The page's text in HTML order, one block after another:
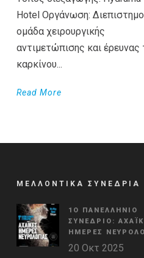
Hotel Οργάνωση:
ομάδα χειρουργικής
αντιμετώπισης και έρευνας
καρκίνου...
Read More
ΜΕΛΛΟΝΤΙΚΑ ΣΥΝΕΔΡΙΑ
1Ο ΠΑΝΕΛΛΉΝΙΟ
ΣΥΝΈΔΡΙΟ:
ΗΜΈΡΕΣ
20 Οκτ 2025